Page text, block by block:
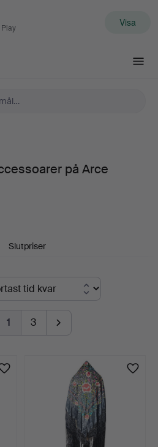
Visa
på Arce
Slutpriser
1 3